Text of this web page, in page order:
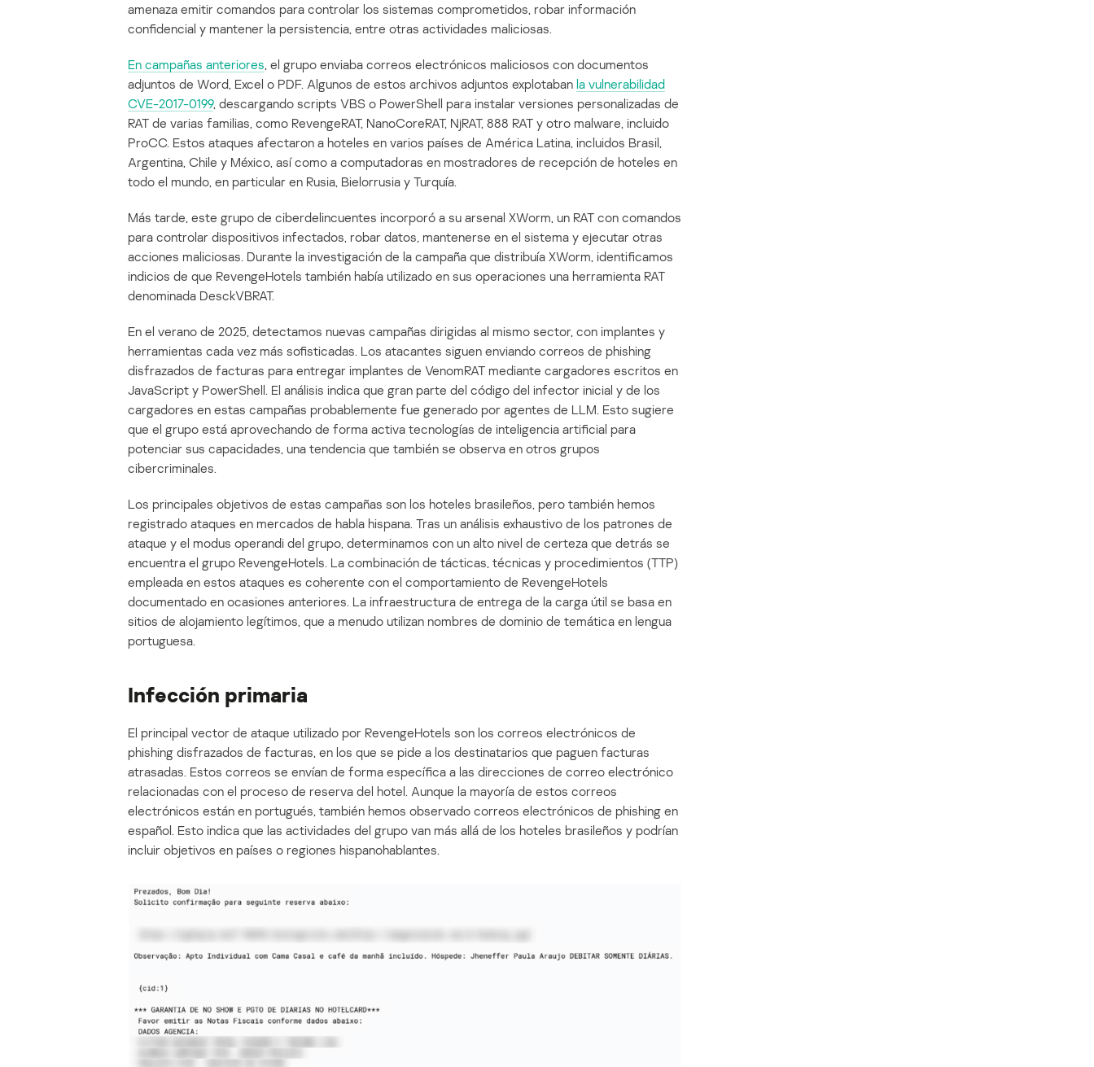
amenaza emitir comandos para controlar los sistemas comprometidos, robar información
confidencial y mantener la persistencia, entre otras actividades maliciosas.
En campañas anteriores, el grupo enviaba correos electrónicos maliciosos con documentos
adjuntos de Word, Excel o PDF. Algunos de estos archivos adjuntos explotaban la vulnerabilidad
CVE-2017-0199, descargando scripts VBS o PowerShell para instalar versiones personalizadas de
RAT de varias familias, como RevengeRAT, NanoCoreRAT, NjRAT, 888 RAT y otro malware, incluido
ProCC. Estos ataques afectaron a hoteles en varios países de América Latina, incluidos Brasil,
Argentina, Chile y México, así como a computadoras en mostradores de recepción de hoteles en
todo el mundo, en particular en Rusia, Bielorrusia y Turquía.
Más tarde, este grupo de ciberdelincuentes incorporó a su arsenal XWorm, un RAT con comandos
para controlar dispositivos infectados, robar datos, mantenerse en el sistema y ejecutar otras
acciones maliciosas. Durante la investigación de la campaña que distribuía XWorm, identificamos
indicios de que RevengeHotels también había utilizado en sus operaciones una herramienta RAT
denominada DesckVBRAT.
En el verano de 2025, detectamos nuevas campañas dirigidas al mismo sector, con implantes y
herramientas cada vez más sofisticadas. Los atacantes siguen enviando correos de phishing
disfrazados de facturas para entregar implantes de VenomRAT mediante cargadores escritos en
JavaScript y PowerShell. El análisis indica que gran parte del código del infector inicial y de los
cargadores en estas campañas probablemente fue generado por agentes de LLM. Esto sugiere
que el grupo está aprovechando de forma activa tecnologías de inteligencia artificial para
potenciar sus capacidades, una tendencia que también se observa en otros grupos
cibercriminales.
Los principales objetivos de estas campañas son los hoteles brasileños, pero también hemos
registrado ataques en mercados de habla hispana. Tras un análisis exhaustivo de los patrones de
ataque y el modus operandi del grupo, determinamos con un alto nivel de certeza que detrás se
encuentra el grupo RevengeHotels. La combinación de tácticas, técnicas y procedimientos (TTP)
empleada en estos ataques es coherente con el comportamiento de RevengeHotels
documentado en ocasiones anteriores. La infraestructura de entrega de la carga útil se basa en
sitios de alojamiento legítimos, que a menudo utilizan nombres de dominio de temática en lengua
portuguesa.
Infección primaria
El principal vector de ataque utilizado por RevengeHotels son los correos electrónicos de
phishing disfrazados de facturas, en los que se pide a los destinatarios que paguen facturas
atrasadas. Estos correos se envían de forma específica a las direcciones de correo electrónico
relacionadas con el proceso de reserva del hotel. Aunque la mayoría de estos correos
electrónicos están en portugués, también hemos observado correos electrónicos de phishing en
español. Esto indica que las actividades del grupo van más allá de los hoteles brasileños y podrían
incluir objetivos en países o regiones hispanohablantes.